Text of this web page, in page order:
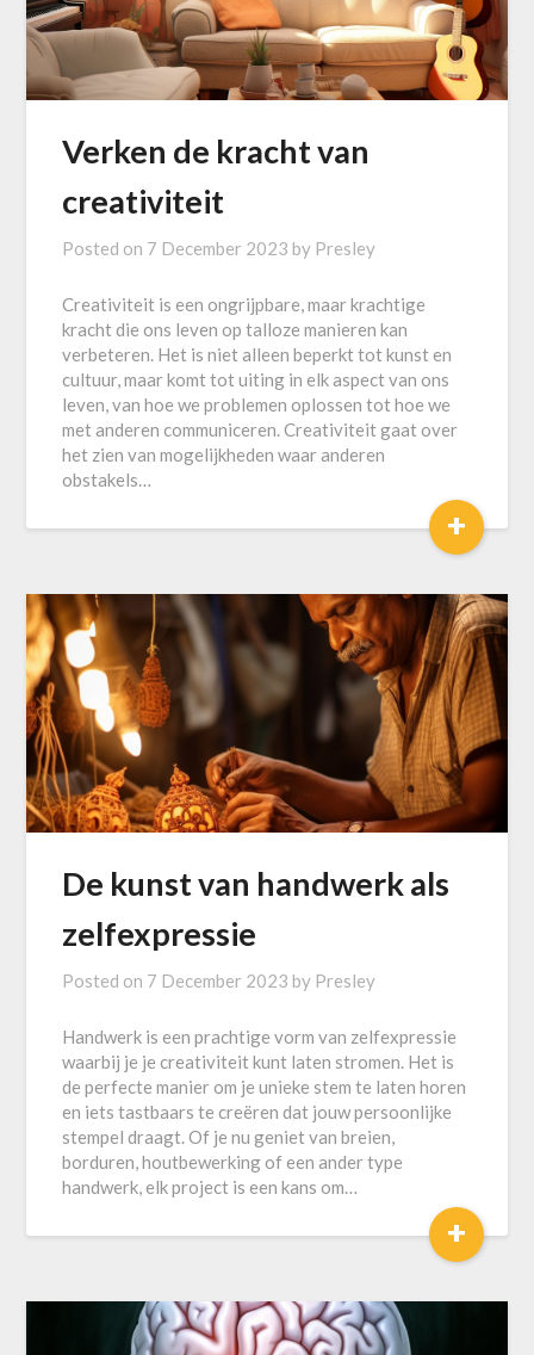
Verken de kracht van
creativiteit
Posted on 7 December 2023 by Presley
Creativiteit is een ongrijpbare, maar krachtige
kracht die ons leven op talloze manieren kan
verbeteren. Het is niet alleen beperkt tot kunst en
cultuur, maar komt tot uiting in elk aspect van ons
leven, van hoe we problemen oplossen tot hoe we
met anderen communiceren. Creativiteit gaat over
het zien van mogelijkheden waar anderen
obstakels…
+
De kunst van handwerk als
zelfexpressie
Posted on 7 December 2023 by Presley
Handwerk is een prachtige vorm van zelfexpressie
waarbij je je creativiteit kunt laten stromen. Het is
de perfecte manier om je unieke stem te laten horen
en iets tastbaars te creëren dat jouw persoonlijke
stempel draagt. Of je nu geniet van breien,
borduren, houtbewerking of een ander type
handwerk, elk project is een kans om…
+